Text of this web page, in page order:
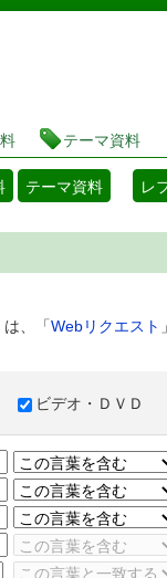
検索・予約システム
テーマ資料
テーマ資料 レ
、「Webリクエスト
ビデオ・ＤＶＤ